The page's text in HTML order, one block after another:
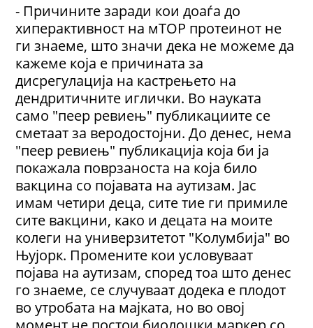
- Причините заради кои доаѓа до
хиперактивност на мТОР протеинот не
ги знаеме, што значи дека не можеме да
кажеме која е причината за
дисрегулација на кастрењето на
дендритичните иглички. Во науката
само "пеер ревиењ" публикациите се
сметаат за веродостојни. До денес, нема
"пеер ревиењ" публикација која би ја
покажала поврзаноста на која било
вакцина со појавата на аутизам. Јас
имам четири деца, сите тие ги примиле
сите вакцини, како и децата на моите
колеги на универзитетот "Колумбија" во
Њујорк. Промените кои условуваат
појава на аутизам, според тоа што денес
го знаеме, се случуваат додека е плодот
во утробата на мајката, но во овој